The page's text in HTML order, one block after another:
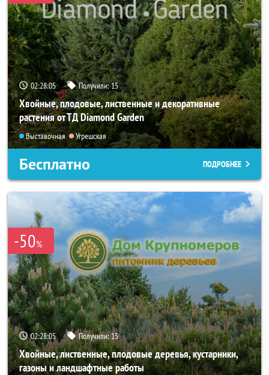
02:28:04 Получили:15
Хвойные, плодовые, лиственные и декоративные
растения от ТД Diamond Garden
Выставочная Угрешская
Бесплатно ПОДРОБНЕЕ
-50%
02:28:04 Получили:15
Хвойные, лиственные, плодовые деревья, кустарники,
газоны и ландшафтные работы